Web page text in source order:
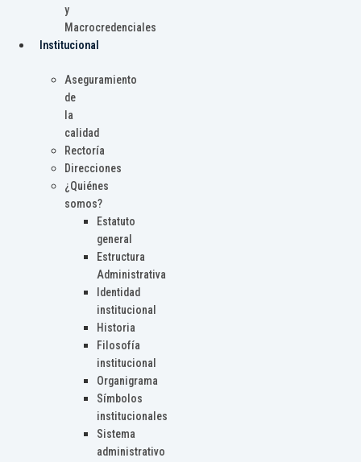
y
Macrocredenciales
Institucional
Aseguramiento
de
la
calidad
Rectoría
Direcciones
¿Quiénes
somos?
Estatuto
general
Estructura
Administrativa
Identidad
institucional
Historia
Filosofía
institucional
Organigrama
Símbolos
institucionales
Sistema
administrativo